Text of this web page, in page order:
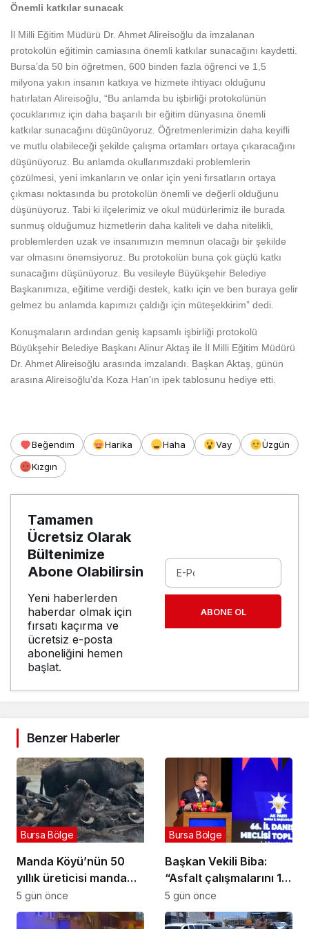
Önemli katkılar sunacak
İl Milli Eğitim Müdürü Dr. Ahmet Alireisoğlu da imzalanan
protokolün eğitimin camiasına önemli katkılar sunacağını kaydetti.
Bursa’da 50 bin öğretmen, 600 binden fazla öğrenci ve 1,5
milyona yakın insanın katkıya ve hizmete ihtiyacı olduğunu
hatırlatan Alireisoğlu, “Bu anlamda bu işbirliği protokolünün
çocuklarımız için daha başarılı bir eğitim dünyasına önemli
katkılar sunacağını düşünüyoruz. Öğretmenlerimizin daha keyifli
ve mutlu olabileceği şekilde çalışma ortamları ortaya çıkaracağını
düşünüyoruz. Bu anlamda okullarımızdaki problemlerin
çözülmesi, yeni imkanların ve onlar için yeni fırsatların ortaya
çıkması noktasında bu protokolün önemli ve değerli olduğunu
düşünüyoruz. Tabi ki ilçelerimiz ve okul müdürlerimiz ile burada
sunmuş olduğumuz hizmetlerin daha kaliteli ve daha nitelikli,
problemlerden uzak ve insanımızın memnun olacağı bir şekilde
var olmasını önemsiyoruz. Bu protokolün buna çok güçlü katkı
sunacağını düşünüyoruz. Bu vesileyle Büyükşehir Belediye
Başkanımıza, eğitime verdiği destek, katkı için ve ben buraya gelir
gelmez bu anlamda kapımızı çaldığı için müteşekkirim” dedi.
Konuşmaların ardından geniş kapsamlı işbirliği protokolü
Büyükşehir Belediye Başkanı Alinur Aktaş ile İl Milli Eğitim Müdürü
Dr. Ahmet Alireisoğlu arasında imzalandı. Başkan Aktaş, günün
arasına Alireisoğlu’da Koza Han’ın ipek tablosunu hediye etti.
Beğendim Harika Haha Vay
Üzgün
Kızgın
Tamamen
Ücretsiz Olarak
Bültenimize
Abone Olabilirsin
Yeni haberlerden
haberdar olmak için
fırsatı kaçırma ve
ücretsiz e-posta
aboneliğini hemen
başlat.
ABONE OL
Benzer Haberler
Manda Köyü’nün 50
yıllık üreticisi manda
sucuğu ve yoğurduyla
fark oluşturdu
Bursa Bölge
5 gün önce
Başkan Vekili Biba:
“Asfalt çalışmalarını 12
kat artırdık”
Bursa Bölge
5 gün önce